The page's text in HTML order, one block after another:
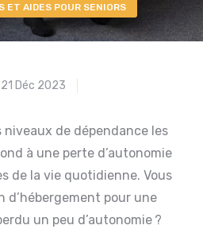
ET AIDES POUR SENIORS
21 Déc 2023
niveaux de dépendance les
à une perte d’autonomie
de la vie quotidienne. Vous
d’hébergement pour une
un peu d’autonomie ?